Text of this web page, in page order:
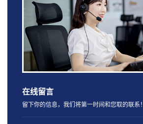
在线留言
留下你的信息，我们将第一时间和您取的联系！